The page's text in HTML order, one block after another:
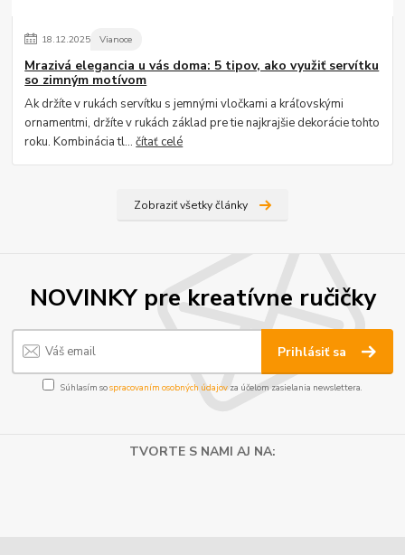
18.12.2025 Vianoce
Mrazivá elegancia u vás doma: 5 tipov, ako využiť servítku
so zimným motívom
Ak držíte v rukách servítku s jemnými vločkami a kráľovskými
ornamentmi, držíte v rukách základ pre tie najkrajšie dekorácie tohto
roku. Kombinácia tl...čítať celé
Zobraziť všetky články
NOVINKY pre kreatívne ručičky
Prihlásiť sa
Súhlasím sospracovaním osobných údajov za účelom zasielania newslettera.
TVORTE S NAMI AJ NA: